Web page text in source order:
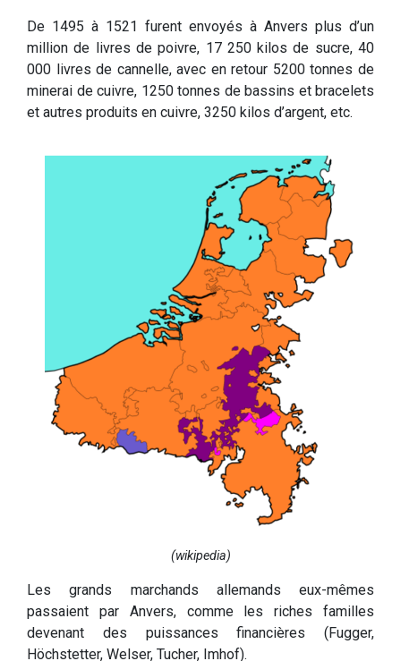
De 1495 à 1521 furent envoyés à Anvers plus d’un
million de livres de poivre, 17 250 kilos de sucre, 40
000 livres de cannelle, avec en retour 5200 tonnes de
minerai de cuivre, 1250 tonnes de bassins et bracelets
et autres produits en cuivre, 3250 kilos d’argent, etc.
(wikipedia)
Les grands marchands allemands eux-mêmes
passaient par Anvers, comme les riches familles
devenant des puissances financières (Fugger,
Höchstetter, Welser, Tucher, Imhof).